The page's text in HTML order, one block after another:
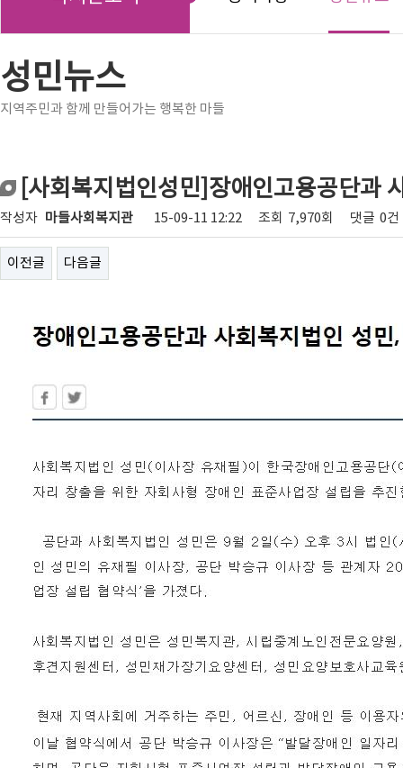
성민뉴스
지역주민과 함께 만들어가는 행복한 마들
[사회복지법인성민]장애인고용공단과
작성자 마들사회복지관 15-09-11 12:22 조회 7,970회 댓글 0건
이전글 다음글